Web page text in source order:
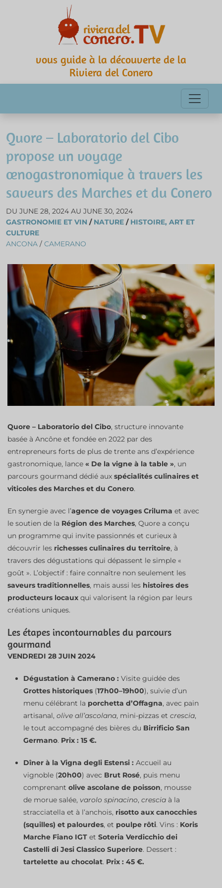
vous guide à la découverte de la
Riviera del Conero
Quore – Laboratorio del Cibo
propose un voyage
œnogastronomique à travers les
saveurs des Marches et du Conero
DU JUNE 28, 2024 AU JUNE 30, 2024
GASTRONOMIE ET VIN / NATURE / HISTOIRE, ART ET
CULTURE
ANCONA / CAMERANO
Quore – Laboratorio del Cibo, structure innovante
basée à Ancône et fondée en 2022 par des
entrepreneurs forts de plus de trente ans d’expérience
gastronomique, lance « De la vigne à la table », un
parcours gourmand dédié aux spécialités culinaires et
viticoles des Marches et du Conero.
En synergie avec l’agence de voyages Criluma et avec
le soutien de la Région des Marches, Quore a conçu
un programme qui invite passionnés et curieux à
découvrir les richesses culinaires du territoire, à
travers des dégustations qui dépassent le simple «
goût ». L’objectif : faire connaître non seulement les
saveurs traditionnelles, mais aussi les histoires des
producteurs locaux qui valorisent la région par leurs
créations uniques.
Les étapes incontournables du parcours
gourmand
VENDREDI 28 JUIN 2024
Dégustation à Camerano : Visite guidée des
Grottes historiques (17h00–19h00), suivie d’un
menu célébrant la porchetta d’Offagna, avec pain
artisanal, olive all’ascolana, mini-pizzas et crescia,
le tout accompagné des bières du Birrificio San
Germano. Prix : 15 €.
Dîner à la Vigna degli Estensi : Accueil au
vignoble (20h00) avec Brut Rosé, puis menu
comprenant olive ascolane de poisson, mousse
de morue salée, varolo spinacino, crescia à la
stracciatella et à l’anchois, risotto aux canocchies
(squilles) et palourdes, et poulpe rôti. Vins : Koris
Marche Fiano IGT et Soteria Verdicchio dei
Castelli di Jesi Classico Superiore. Dessert :
tartelette au chocolat. Prix : 45 €.